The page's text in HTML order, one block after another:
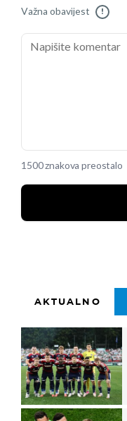
Važna obavijest !
1500 znakova preostalo
AKTUALNO